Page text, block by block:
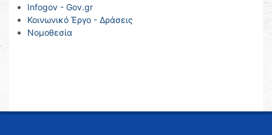
Infogov - Gov.gr
Κοινωνικό Έργο - Δράσεις
Νομοθεσία